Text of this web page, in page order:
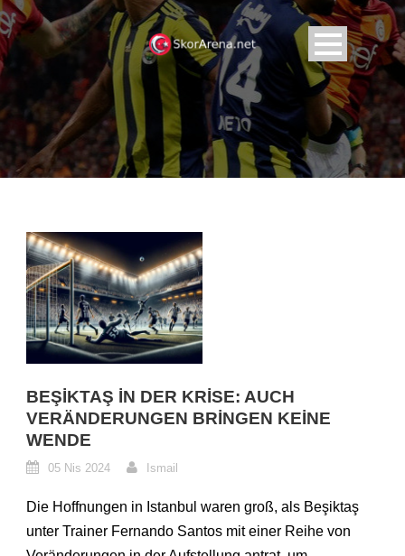
BEŞIKTAŞ IN DER KRISE: AUCH
VERÄNDERUNGEN BRINGEN KEINE
WENDE
05 Nis 2024 Ismail
Die Hoffnungen in Istanbul waren groß, als Beşiktaş
unter Trainer Fernando Santos mit einer Reihe von